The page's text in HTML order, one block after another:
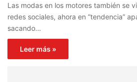
Las modas en los motores también se
redes sociales, ahora en “tendencia”
sacando…
Leer más »